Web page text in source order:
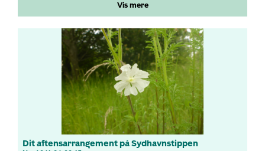
Vis mere
Dit aftensarrangement på Sydhavnstippen